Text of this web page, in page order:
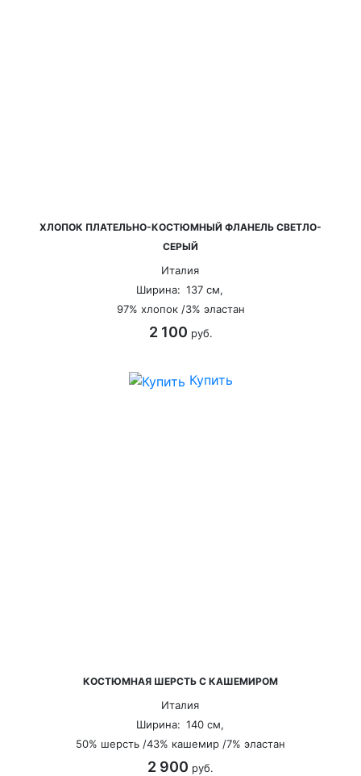
ХЛОПОК ПЛАТЕЛЬНО-КОСТЮМНЫЙ ФЛАНЕЛЬ СВЕТЛО-
СЕРЫЙ
Италия
Ширина: 137 см,
97% хлопок /3% эластан
2 100руб.
Купить
КОСТЮМНАЯ ШЕРСТЬ С КАШЕМИРОМ
Италия
Ширина: 140 см,
50% шерсть /43% кашемир /7% эластан
2 900руб.